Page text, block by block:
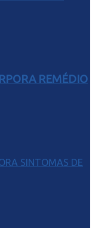
REMÉDIO